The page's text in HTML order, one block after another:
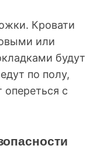
Кровати
или
будут
по полу,
с